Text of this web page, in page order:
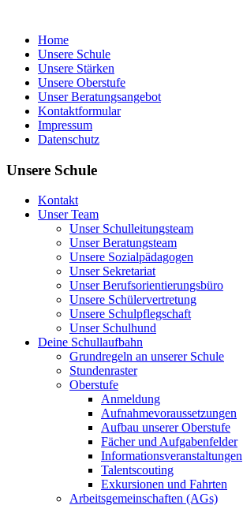
Home
Unsere Schule
Unsere Stärken
Unsere Oberstufe
Unser Beratungsangebot
Kontaktformular
Impressum
Datenschutz
Unsere Schule
Kontakt
Unser Team
Unser Schulleitungsteam
Unser Beratungsteam
Unsere Sozialpädagogen
Unser Sekretariat
Unser Berufsorientierungsbüro
Unsere Schülervertretung
Unsere Schulpflegschaft
Unser Schulhund
Deine Schullaufbahn
Grundregeln an unserer Schule
Stundenraster
Oberstufe
Anmeldung
Aufnahmevoraussetzungen
Aufbau unserer Oberstufe
Fächer und Aufgabenfelder
Informationsveranstaltungen
Talentscouting
Exkursionen und Fahrten
Arbeitsgemeinschaften (AGs)